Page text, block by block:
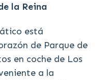
la Reina
está
de Parque de
en coche de Los
a la